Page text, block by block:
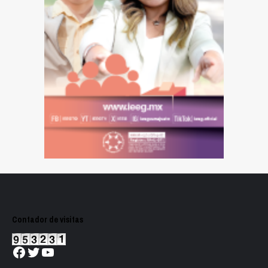
Contador de visitas
Facebook
Twitter
YouTube